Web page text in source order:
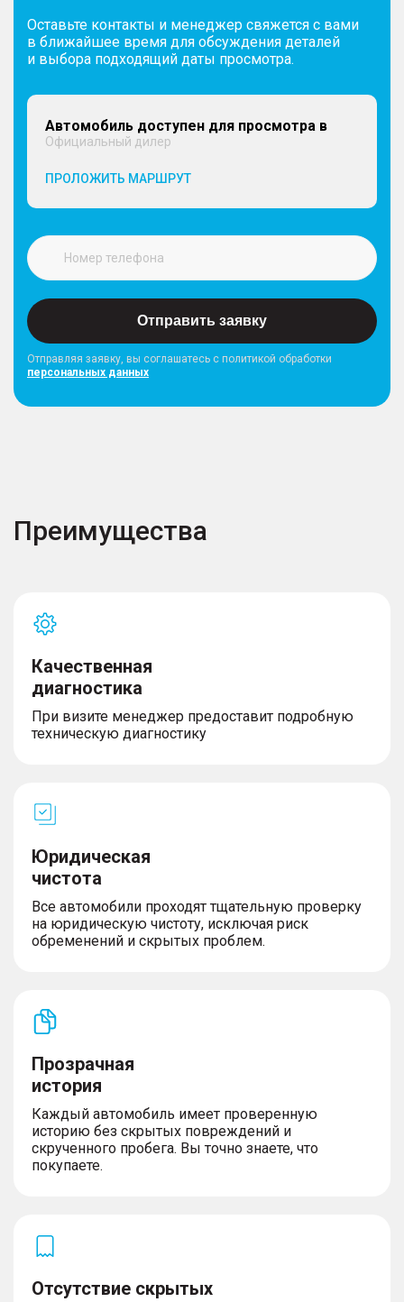
Оставьте контакты и менеджер свяжется с вами
в ближайшее время для обсуждения деталей
и выбора подходящий даты просмотра.
Автомобиль доступен для просмотра в
Официальный дилер
ПРОЛОЖИТЬ МАРШРУТ
Отправить заявку
Отправляя заявку, вы соглашатесь с политикой обработки
персональных данных
Преимущества
Качественная
диагностика
При визите менеджер предоставит подробную
техническую диагностику
Юридическая
чистота
Все автомобили проходят тщательную проверку
на юридическую чистоту, исключая риск
обременений и скрытых проблем.
Прозрачная
история
Каждый автомобиль имеет проверенную
историю без скрытых повреждений и
скрученного пробега. Вы точно знаете, что
покупаете.
Отсутствие скрытых